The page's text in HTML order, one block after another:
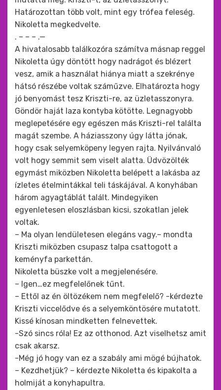
Határozottan több volt, mint egy trófea feleség.
Nikoletta megkedvelte.
. – – – .—
A hivatalosabb találkozóra számítva másnap reggel
Nikoletta úgy döntött hogy nadrágot és blézert
vesz, amik a használat hiánya miatt a szekrénye
hátsó részébe voltak száműzve. Elhatározta hogy
jó benyomást tesz Kriszti-re, az üzletasszonyra.
Göndör haját laza kontyba kötötte. Legnagyobb
meglepetésére egy egészen más Kriszti-rel találta
magát szembe. A háziasszony úgy látta jónak,
hogy csak selyemköpeny legyen rajta. Nyilvánvaló
volt hogy semmit sem viselt alatta. Üdvözölték
egymást miközben Nikoletta belépett a lakásba az
ízletes ételmintákkal teli táskájával. A konyhában
három agyagtáblát talált. Mindegyiken
egyenletesen eloszlásban kicsi, szokatlan jelek
voltak.
– Ma olyan lendületesen elegáns vagy.– mondta
Kriszti miközben csupasz talpa csattogott a
keményfa parkettán.
Nikoletta büszke volt a megjelenésére.
– Igen…ez megfelelőnek tűnt.
– Ettől az én öltözékem nem megfelelő? -kérdezte
Kriszti viccelődve és a selyemköntösére mutatott.
Kissé kínosan mindketten felnevettek.
-Szó sincs róla! Ez az otthonod. Azt viselhetsz amit
csak akarsz.
-Még jó hogy van ez a szabály ami mögé bújhatok.
– Kezdhetjük? – kérdezte Nikoletta és kipakolta a
holmiját a konyhapultra.